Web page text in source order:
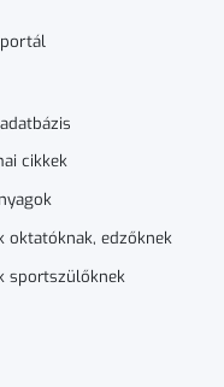
cikkek
oktatóknak, edzőknek
sportszülőknek